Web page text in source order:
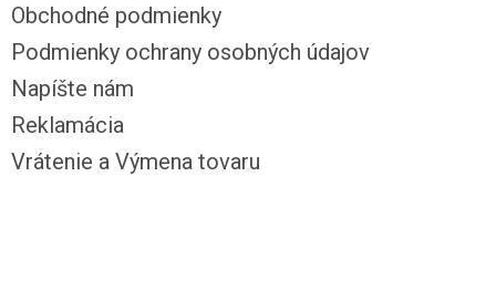
Obchodné podmienky
Podmienky ochrany osobných údajov
Napíšte nám
Reklamácia
Vrátenie a Výmena tovaru